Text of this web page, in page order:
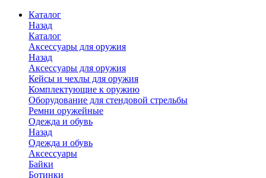
Каталог
Назад
Каталог
Аксессуары для оружия
Назад
Аксессуары для оружия
Кейсы и чехлы для оружия
Комплектующие к оружию
Оборудование для стендовой стрельбы
Ремни оружейные
Одежда и обувь
Назад
Одежда и обувь
Аксессуары
Байки
Ботинки